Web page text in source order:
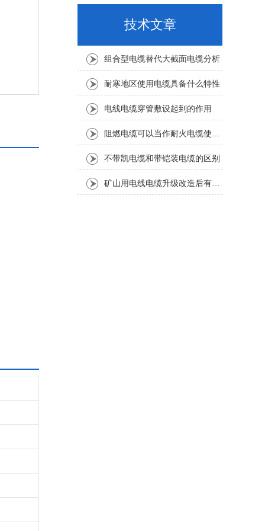
技术文章
组合型电缆替代大截面电缆分析
耐寒地区使用电缆具备什么特性
电线电缆穿管敷设起到的作用
阻燃电缆可以当作耐火电缆使用吗
不带凯电缆和带铠装电缆的区别
矿山用电线电缆升级改造后有哪些